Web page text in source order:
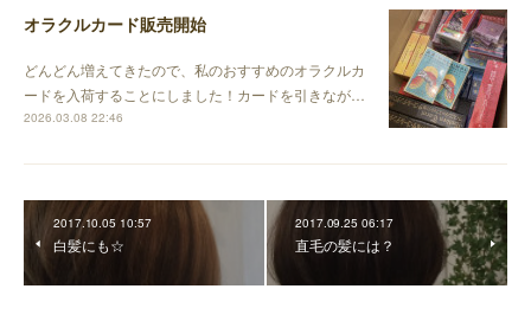
オラクルカード販売開始
どんどん増えてきたので、私のおすすめのオラクルカ
ードを入荷することにしました！カードを引きなが…
2026.03.08 22:46
2017.10.05 10:57
白髪にも☆
2017.09.25 06:17
直毛の髪には？